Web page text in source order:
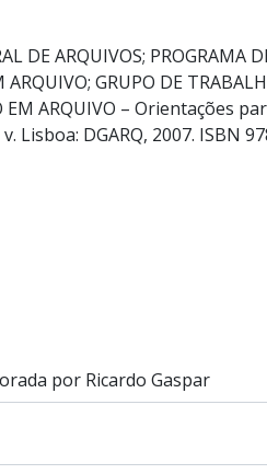
DE ARQUIVOS; PROGRAMA
ARQUIVO; GRUPO DE
EM ARQUIVO – Orientações
Lisboa: DGARQ, 2007. ISBN
por Ricardo Gaspar